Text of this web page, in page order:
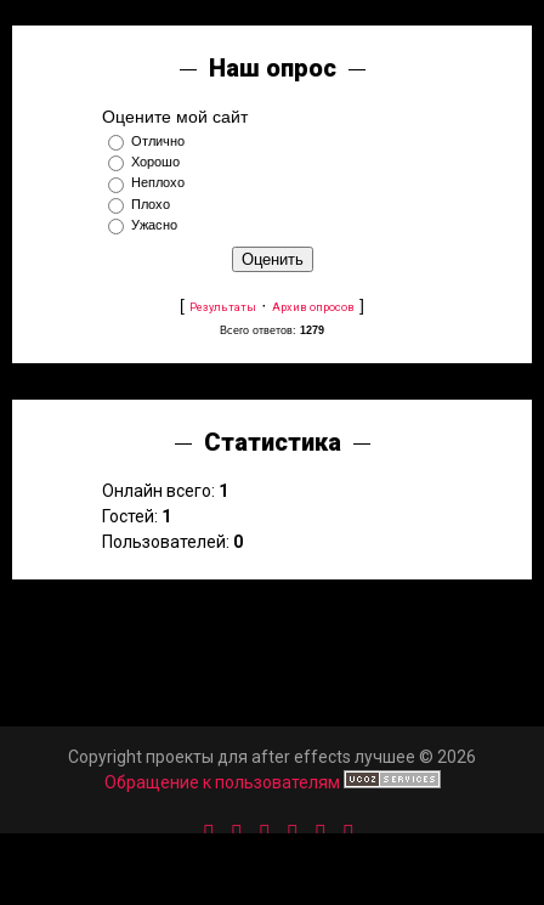
Наш опрос
Оцените мой сайт
Отлично
Хорошо
Неплохо
Плохо
Ужасно
[ Результаты · Архив опросов ]
Всего ответов: 1279
Статистика
Онлайн всего: 1
Гостей: 1
Пользователей: 0
Copyright проекты для after effects лучшее © 2026
Обращение к пользователям